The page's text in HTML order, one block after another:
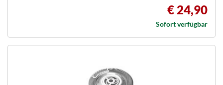
€ 24,90
Sofort verfügbar